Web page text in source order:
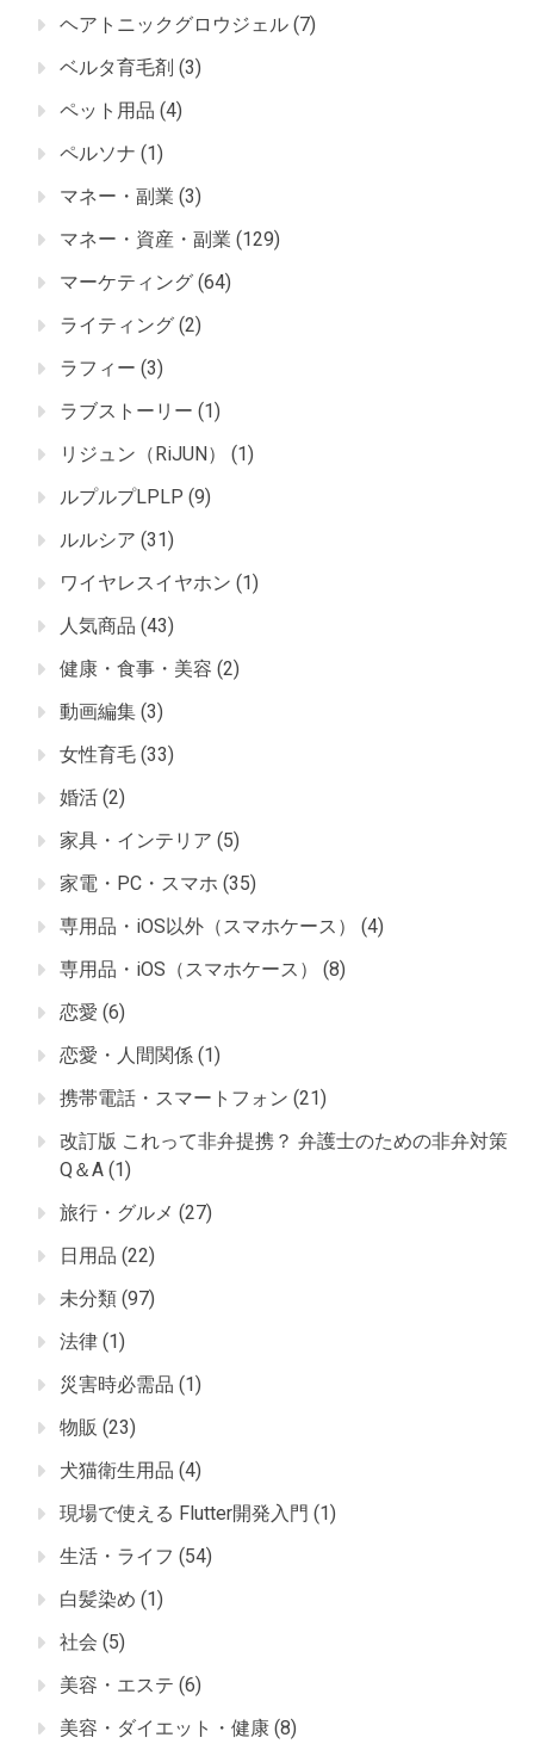
ヘアトニックグロウジェル (7)
ベルタ育毛剤 (3)
ペット用品 (4)
ペルソナ (1)
マネー・副業 (3)
マネー・資産・副業 (129)
マーケティング (64)
ライティング (2)
ラフィー (3)
ラブストーリー (1)
リジュン（RiJUN）
(1)
ルプルプLPLP (9)
ルルシア (31)
ワイヤレスイヤホン (1)
人気商品 (43)
健康・食事・美容 (2)
動画編集 (3)
女性育毛 (33)
婚活 (2)
家具・インテリア (5)
家電・PC・スマホ (35)
専用品・iOS以外（スマホケース）
(4)
専用品・iOS（スマホケース）
(8)
恋愛 (6)
恋愛・人間関係 (1)
携帯電話・スマートフォン (21)
改訂版 これって非弁提携？ 弁護士のための非弁対策
Q＆A (1)
旅行・グルメ (27)
日用品 (22)
未分類 (97)
法律 (1)
災害時必需品 (1)
物販 (23)
犬猫衛生用品 (4)
現場で使える Flutter開発入門 (1)
生活・ライフ (54)
白髪染め (1)
社会 (5)
美容・エステ (6)
美容・ダイエット・健康 (8)